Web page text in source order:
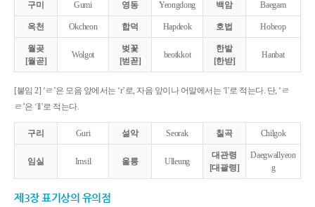
구미 Gumi 영동 Yeongdong 백암 Baegam
옥천 Okcheon 합덕 Hapdeok 호법 Hobeop
월곶
[월곧]
Wolgot
벚꽃
[벋꼳]
beotkkot
한밭
[한받]
Hanbat
[붙임 2] ‘ㄹ’은 모음 앞에서는 ‘r’로, 자음 앞이나 어말에서는 ‘l’로 적는다. 단, ‘ㄹ
ㄹ’은 ‘ll’로 적는다.
구리 Guri 설악 Seorak 칠곡 Chilgok
임실 Imsil 울릉 Ulleung
대관령
[대괄령]
Daegwallyeon
g
제3장 표기상의 유의점